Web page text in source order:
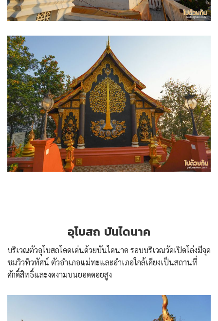
อุโบสถ บันไดนาค
บริเวณตัวอุโบสถโดดเด่นด้วยบันไดนาค รอบบริเวณวัดเปิดโล่งมีจุด
ชมวิวทิวทัศน์ ตัวอำเภอแม่ทะและอำเภอใกล้เคียงเป็นสถานที่
ศักดิ์สิทธิ์และงดงามบนยอดดอยสูง